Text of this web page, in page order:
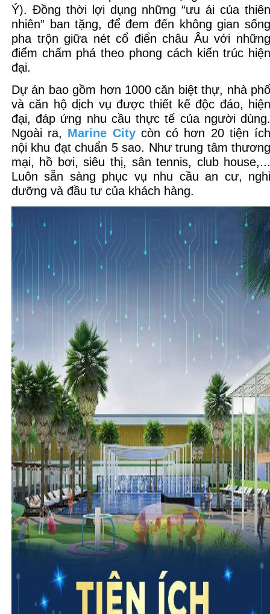
Ý). Đồng thời lợi dụng những “ưu ái của
nhiên” ban tặng, để đem đến không gian
pha trộn giữa nét cổ điển châu Âu với
điểm chấm phá theo phong cách kiến trúc
đại.
Dự án bao gồm hơn 1000 căn biệt thự, nhà
và căn hộ dịch vụ được thiết kế độc đáo,
đại, đáp ứng nhu cầu thực tế của người
Ngoài ra, Marine Citycòn có hơn 20 tiện
nội khu đạt chuẩn 5 sao. Như trung tâm
mại, hồ bơi, siêu thị, sân tennis, club
Luôn sẵn sàng phục vụ nhu cầu an cư,
dưỡng và đầu tư của khách hàng.